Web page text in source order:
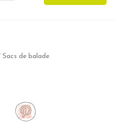
Sacs de balade